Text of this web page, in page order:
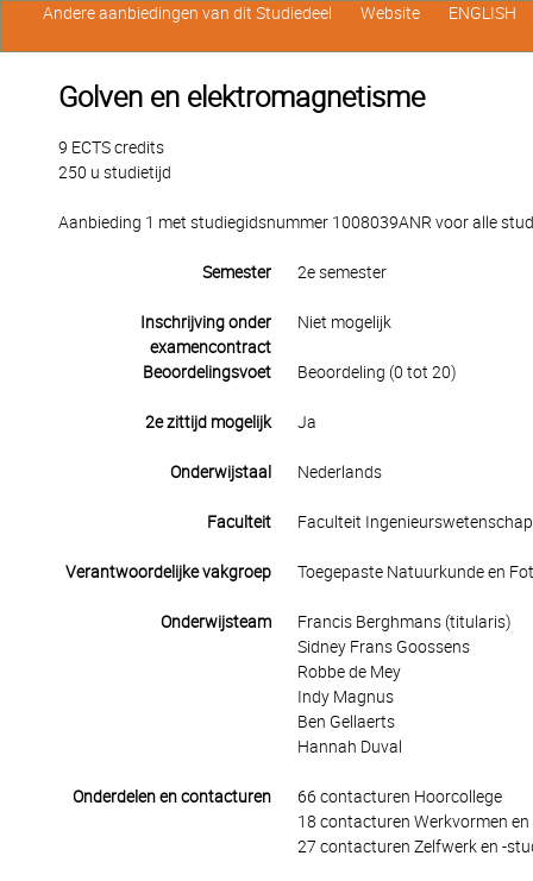
Golven en elektromagnetisme
9 ECTS credits
250 u studietijd
Aanbieding 1 met studiegidsnummer 1008039ANR voor alle
Semester 2e semester
Inschrijving onder
examencontract
Niet mogelijk
Beoordelingsvoet Beoordeling (0 tot 20)
2e zittijd mogelijk Ja
Onderwijstaal Nederlands
Faculteit Faculteit
Verantwoordelijke vakgroep Toegepaste Natuurkunde en
Onderwijsteam
Francis Berghmans (titularis)
Sidney Frans Goossens
Robbe de Mey
Indy Magnus
Ben Gellaerts
Hannah Duval
Onderdelen en contacturen
66 contacturen Hoorcollege
18 contacturen Werkvormen en
27 contacturen Zelfwerk en -
Andere aanbiedingen van dit Studiedeel Website ENGLISH